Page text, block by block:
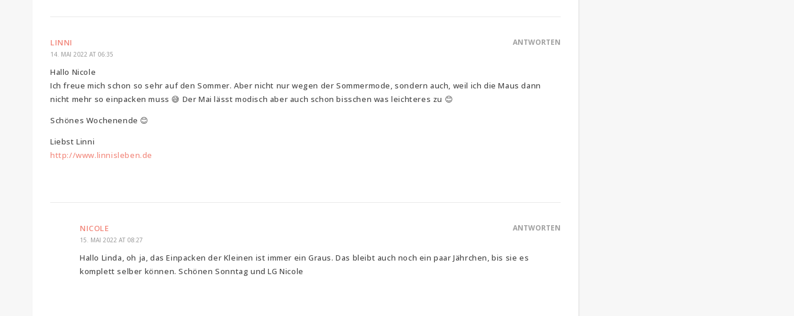
LINNI
14. MAI 2022 AT 06:35
ANTWORTEN
Hallo Nicole
Ich freue mich schon so sehr auf den Sommer. Aber nicht nur wegen der Sommermode, sondern auch, weil ich die Maus dann
nicht mehr so einpacken muss 😅 Der Mai lässt modisch aber auch schon bisschen was leichteres zu 😊
Schönes Wochenende 😊
Liebst Linni
http://www.linnisleben.de
NICOLE
15. MAI 2022 AT 08:27
ANTWORTEN
Hallo Linda, oh ja, das Einpacken der Kleinen ist immer ein Graus. Das bleibt auch noch ein paar Jährchen, bis sie es
komplett selber können. Schönen Sonntag und LG Nicole